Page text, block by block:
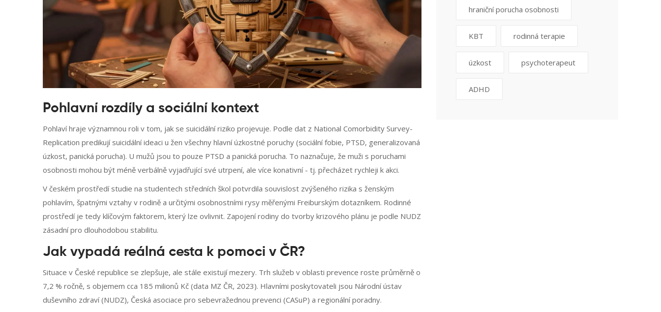
Pohlavní rozdíly a sociální kontext
Pohlaví hraje významnou roli v tom, jak se suicidální riziko projevuje. Podle dat z National Comorbidity Survey-
Replication predikují suicidální ideaci u žen všechny hlavní úzkostné poruchy (sociální fobie, PTSD, generalizovaná
úzkost, panická porucha). U mužů jsou to pouze PTSD a panická porucha. To naznačuje, že muži s poruchami
osobnosti mohou být méně verbálně vyjadřující své utrpení, ale více konativní - tj. přecházet rychleji k akci.
V českém prostředí studie na studentech středních škol potvrdila souvislost zvýšeného rizika s ženským
pohlavím, špatnými vztahy v rodině a určitými osobnostními rysy měřenými Freiburským dotazníkem. Rodinné
prostředí je tedy klíčovým faktorem, který lze ovlivnit. Zapojení rodiny do tvorby krizového plánu je podle NUDZ
zásadní pro dlouhodobou stabilitu.
Jak vypadá reálná cesta k pomoci v ČR?
Situace v České republice se zlepšuje, ale stále existují mezery. Trh služeb v oblasti prevence roste průměrně o
7,2 % ročně, s objemem cca 185 milionů Kč (data MZ ČR, 2023). Hlavními poskytovateli jsou Národní ústav
duševního zdraví (NUDZ), Česká asociace pro sebevražednou prevenci (CASuP) a regionální poradny.
hraniční porucha osobnosti
KBT rodinná terapie
úzkost psychoterapeut
ADHD